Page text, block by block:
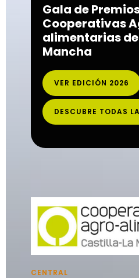
Gala de
Cooperativas
alimentarias
Mancha
VER EDICIÓN 2026
DESCUBRE TODAS
CENTRAL